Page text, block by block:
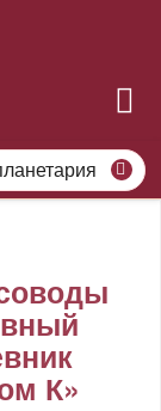
К»